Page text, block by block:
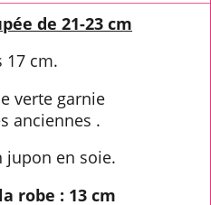
de 21-23 cm
17 cm.
verte garnie
anciennes .
jupon en soie.
robe : 13 cm